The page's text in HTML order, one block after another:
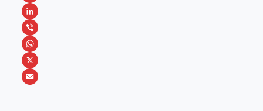
a
c
e
b
o
M
e
s
s
e
L
i
n
k
V
i
b
W
h
X